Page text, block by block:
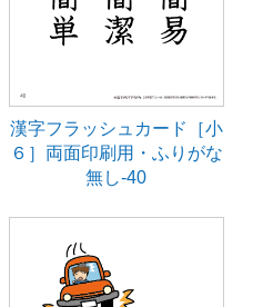
漢字フラッシュカード［小
６］両面印刷用・ふりがな
無し-40